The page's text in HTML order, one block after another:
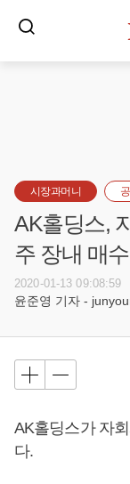
시장과머니
AK홀딩스,
주 장내 매수
2020-01-13 09:08:59
윤준영 기자 -
AK홀딩스가 자
다.